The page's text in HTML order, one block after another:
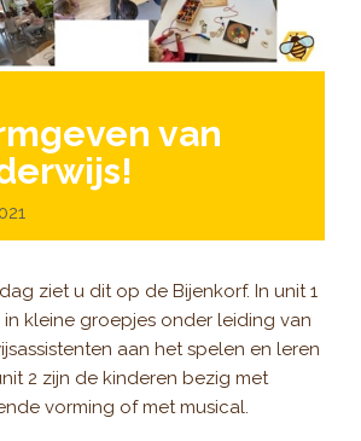
van
ziet u dit op de Bijenkorf. In unit 1
in kleine groepjes onder leiding van
aan het spelen en leren
2 zijn de kinderen bezig met
vorming of met musical.